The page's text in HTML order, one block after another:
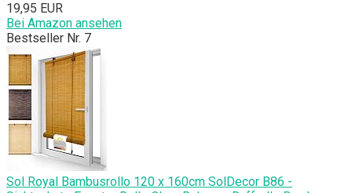
19,95 EUR
Bei Amazon ansehen
Bestseller Nr. 7
Sol Royal Bambusrollo 120 x 160cm SolDecor B86 -